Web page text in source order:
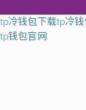
tp冷钱包下载tp冷
tp钱包官网